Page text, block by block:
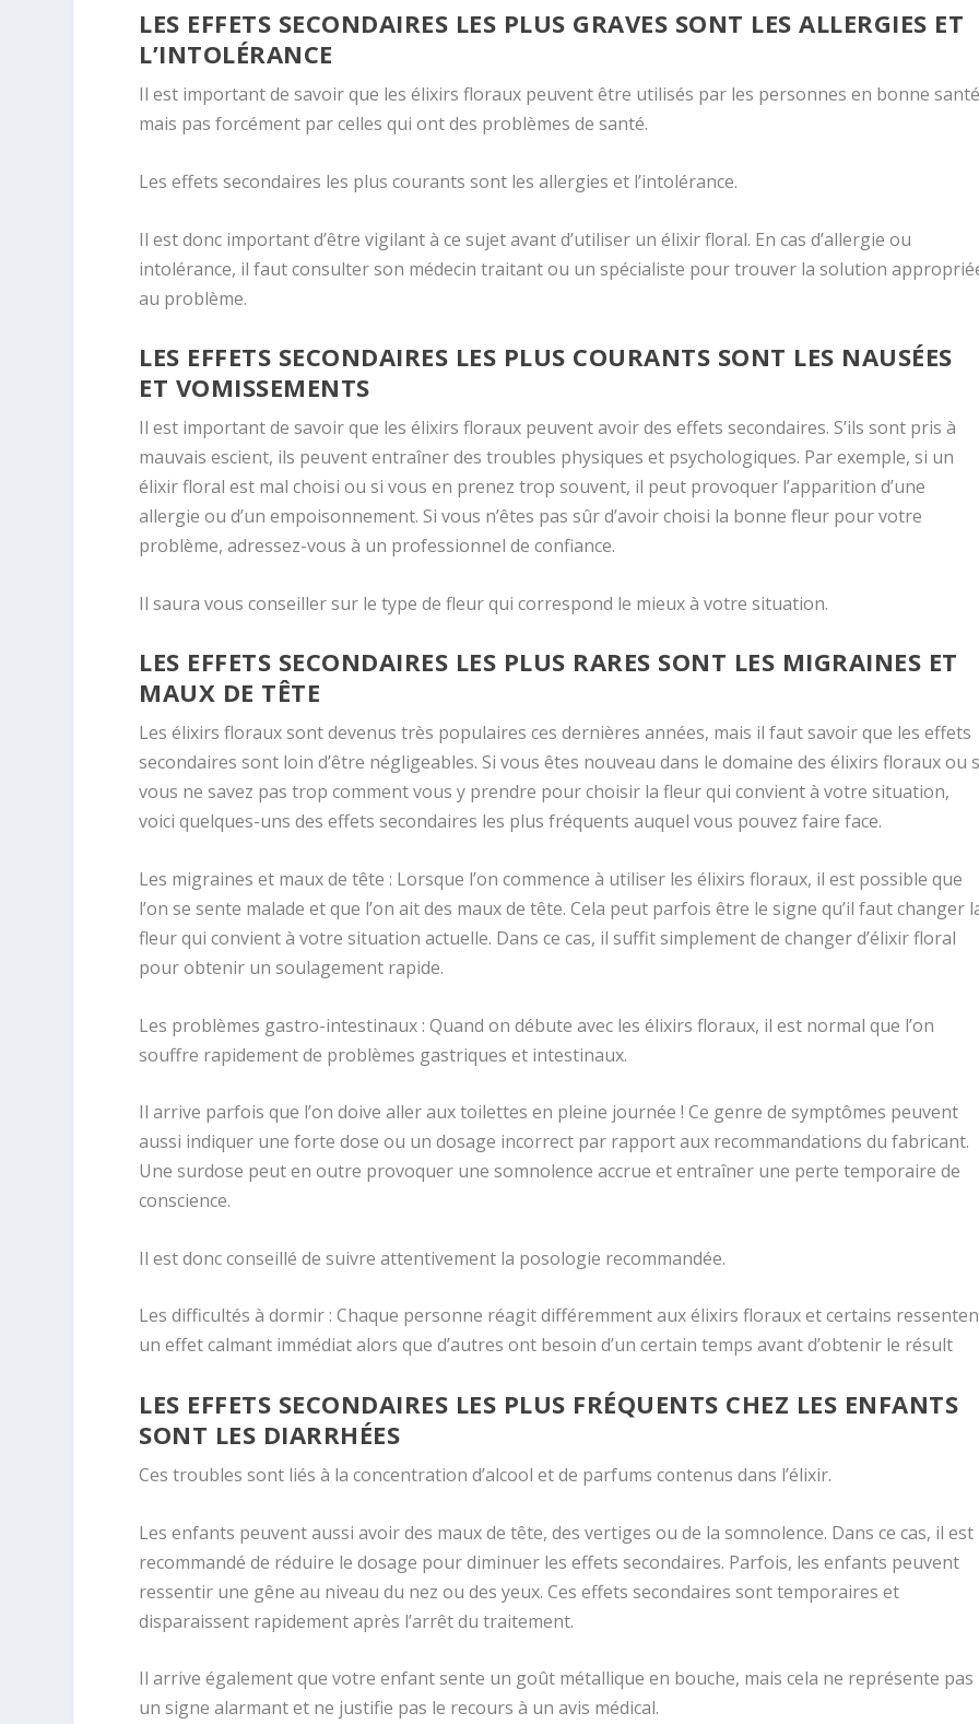
LES EFFETS SECONDAIRES LES PLUS GRAVES SONT LES ALLERGIES ET
L’INTOLÉRANCE
Il est important de savoir que les élixirs floraux peuvent être utilisés par les personnes en bonne
mais pas forcément par celles qui ont des problèmes de santé.
Les effets secondaires les plus courants sont les allergies et l’intolérance.
Il est donc important d’être vigilant à ce sujet avant d’utiliser un élixir floral. En cas d’allergie ou
intolérance, il faut consulter son médecin traitant ou un spécialiste pour trouver la solution
au problème.
LES EFFETS SECONDAIRES LES PLUS COURANTS SONT LES NAUSÉES
ET VOMISSEMENTS
Il est important de savoir que les élixirs floraux peuvent avoir des effets secondaires. S’ils sont pris à
mauvais escient, ils peuvent entraîner des troubles physiques et psychologiques. Par exemple, si un
élixir floral est mal choisi ou si vous en prenez trop souvent, il peut provoquer l’apparition d’une
allergie ou d’un empoisonnement. Si vous n’êtes pas sûr d’avoir choisi la bonne fleur pour votre
problème, adressez-vous à un professionnel de confiance.
Il saura vous conseiller sur le type de fleur qui correspond le mieux à votre situation.
LES EFFETS SECONDAIRES LES PLUS RARES SONT LES MIGRAINES ET
MAUX DE TÊTE
Les élixirs floraux sont devenus très populaires ces dernières années, mais il faut savoir que les effets
secondaires sont loin d’être négligeables. Si vous êtes nouveau dans le domaine des élixirs floraux ou
vous ne savez pas trop comment vous y prendre pour choisir la fleur qui convient à votre situation,
voici quelques-uns des effets secondaires les plus fréquents auquel vous pouvez faire face.
Les migraines et maux de tête : Lorsque l’on commence à utiliser les élixirs floraux, il est possible que
l’on se sente malade et que l’on ait des maux de tête. Cela peut parfois être le signe qu’il faut changer
fleur qui convient à votre situation actuelle. Dans ce cas, il suffit simplement de changer d’élixir floral
pour obtenir un soulagement rapide.
Les problèmes gastro-intestinaux : Quand on débute avec les élixirs floraux, il est normal que l’on
souffre rapidement de problèmes gastriques et intestinaux.
Il arrive parfois que l’on doive aller aux toilettes en pleine journée ! Ce genre de symptômes peuvent
aussi indiquer une forte dose ou un dosage incorrect par rapport aux recommandations du fabricant.
Une surdose peut en outre provoquer une somnolence accrue et entraîner une perte temporaire de
conscience.
Il est donc conseillé de suivre attentivement la posologie recommandée.
Les difficultés à dormir : Chaque personne réagit différemment aux élixirs floraux et certains
un effet calmant immédiat alors que d’autres ont besoin d’un certain temps avant d’obtenir le résult
LES EFFETS SECONDAIRES LES PLUS FRÉQUENTS CHEZ LES ENFANTS
SONT LES DIARRHÉES
Ces troubles sont liés à la concentration d’alcool et de parfums contenus dans l’élixir.
Les enfants peuvent aussi avoir des maux de tête, des vertiges ou de la somnolence. Dans ce cas, il est
recommandé de réduire le dosage pour diminuer les effets secondaires. Parfois, les enfants peuvent
ressentir une gêne au niveau du nez ou des yeux. Ces effets secondaires sont temporaires et
disparaissent rapidement après l’arrêt du traitement.
Il arrive également que votre enfant sente un goût métallique en bouche, mais cela ne représente pas
un signe alarmant et ne justifie pas le recours à un avis médical.